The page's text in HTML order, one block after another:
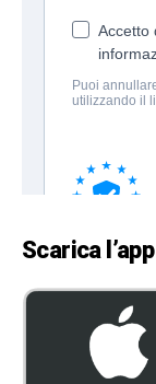
Scarica l’app